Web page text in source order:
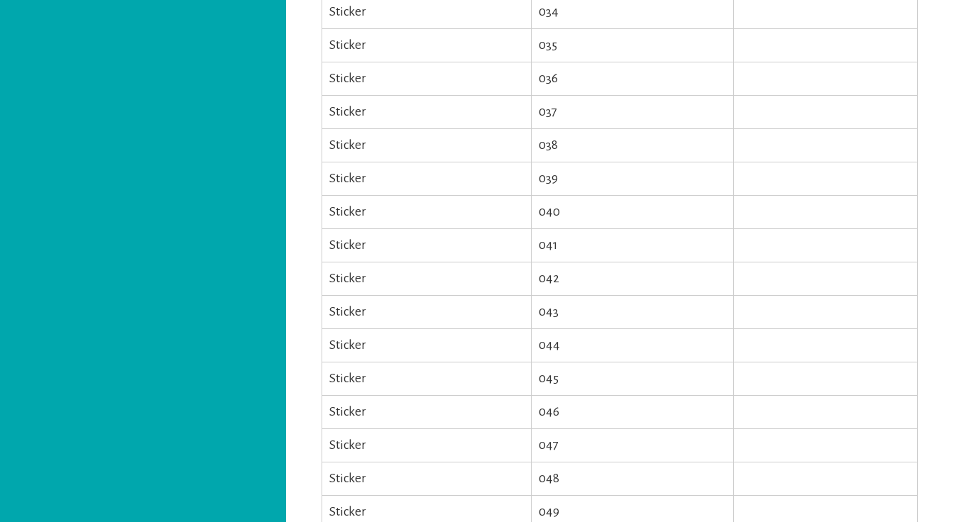
Sticker 034
Sticker 035
Sticker 036
Sticker 037
Sticker 038
Sticker 039
Sticker 040
Sticker 041
Sticker 042
Sticker 043
Sticker 044
Sticker 045
Sticker 046
Sticker 047
Sticker 048
Sticker 049